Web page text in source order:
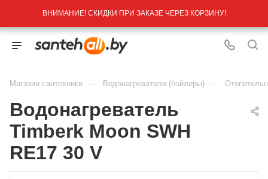
ВНИМАНИЕ! СКИДКИ ПРИ ЗАКАЗЕ ЧЕРЕЗ КОРЗИНУ!
Магазин сантехники — Водонагреватели (бойлеры) —
Водонагреватель
Timberk Moon SWH
RE17 30 V